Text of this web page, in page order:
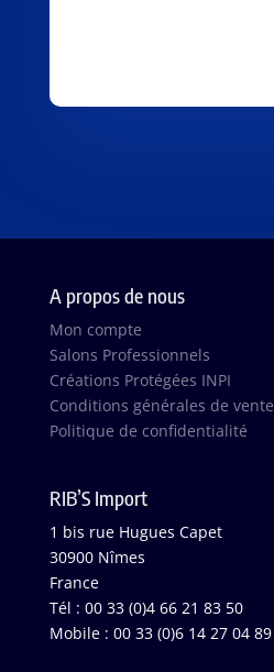
A propos de nous
Mon compte
Salons Professionnels
Créations Protégées INPI
Conditions générales de vente
Politique de confidentialité
RIB’S Import
1 bis rue Hugues Capet
30900 Nîmes
France
Tél : 00 33 (0)4 66 21 83 50
Mobile : 00 33 (0)6 14 27 04 89